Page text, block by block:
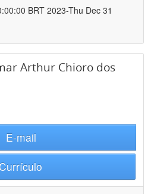
BRT 2023-Thu Dec 31
Arthur Chioro dos
E-mail
Currículo